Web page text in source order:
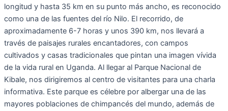
longitud y hasta 35 km en su punto más ancho, es reconocido
como una de las fuentes del río Nilo. El recorrido, de
aproximadamente 6-7 horas y unos 390 km, nos llevará a
través de paisajes rurales encantadores, con campos
cultivados y casas tradicionales que pintan una imagen vívida
de la vida rural en Uganda. Al llegar al Parque Nacional de
Kibale, nos dirigiremos al centro de visitantes para una charla
informativa. Este parque es célebre por albergar una de las
mayores poblaciones de chimpancés del mundo, además de